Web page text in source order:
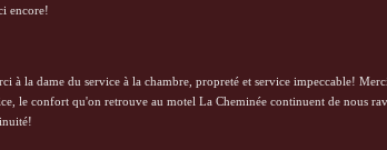
encore!
à la dame du service à la chambre, propreté et service impeccable!
le confort qu'on retrouve au motel La Cheminée continuent de nous